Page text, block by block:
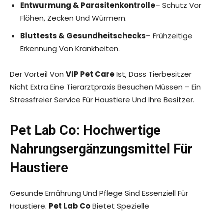
Entwurmung & Parasitenkontrolle– Schutz Vor
Flöhen, Zecken Und Würmern.
Bluttests & Gesundheitschecks– Frühzeitige
Erkennung Von Krankheiten.
Der Vorteil Von VIP Pet CareIst, Dass Tierbesitzer
Nicht Extra Eine Tierarztpraxis Besuchen Müssen – Ein
Stressfreier Service Für Haustiere Und Ihre Besitzer.
Pet Lab Co: Hochwertige
Nahrungsergänzungsmittel Für
Haustiere
Gesunde Ernährung Und Pflege Sind Essenziell Für
Haustiere. Pet Lab CoBietet Spezielle